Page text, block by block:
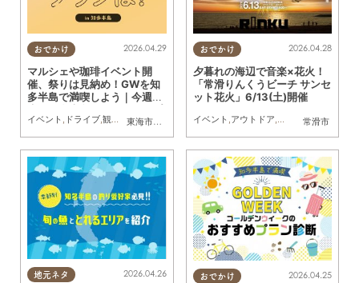
おでかけ
東海市
, 知多市 半田市,常滑市,美浜町
2026.04.29
マルシェや珈琲イベント開
催、祭りは見納め！GWを知
多半島で満喫しよう｜今週
ラン【5/2(土)～6(水・振
休)】
イベント , ドライブ,観光 自然,まちネタ 季節ネタ,まとめ記事,親子,
おでかけ
常滑市
2026.04.28
夕暮れの海辺で音楽×花火！
「常滑りんくうビーチ サンセ
ット花火」6/13(土)開催
イベント ,アウトドア,自然 季節ネタ
地元ネタ 2026.04.26 おでかけ 2026.04.25